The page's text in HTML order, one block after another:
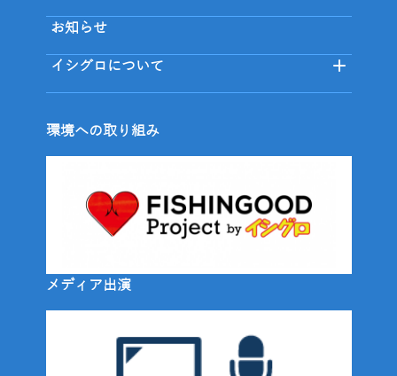
お知らせ
イシグロについて
環境への取り組み
メディア出演